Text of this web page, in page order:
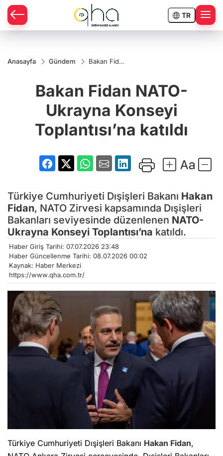
TR
Anasayfa Gündem
Bakan Fidan
Konseyi
Toplantısı’na
Bakan Fidan NATO-
Ukrayna Konseyi
Toplantısı’na katıldı
Türkiye Cumhuriyeti Dışişleri Bakanı Hakan
Fidan, NATO Zirvesi kapsamında Dışişleri
Bakanları seviyesinde düzenlenen NATO-
Ukrayna Konseyi Toplantısı’na katıldı.
Haber Giriş Tarihi: 07.07.2026 23:48
Haber Güncellenme Tarihi: 08.07.2026 00:02
Kaynak: Haber Merkezi
https://www.qha.com.tr/
Türkiye Cumhuriyeti Dışişleri Bakanı Hakan Fidan,